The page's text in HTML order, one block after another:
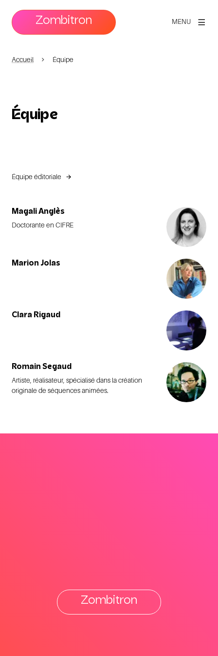
Zombitron MENU
Accueil Équipe
Équipe
Équipe éditoriale
Magali Anglès
Doctorante en CIFRE
Marion Jolas
Clara Rigaud
Romain Segaud
Artiste, réalisateur, spécialisé dans la création
originale de séquences animées.
Zombitron